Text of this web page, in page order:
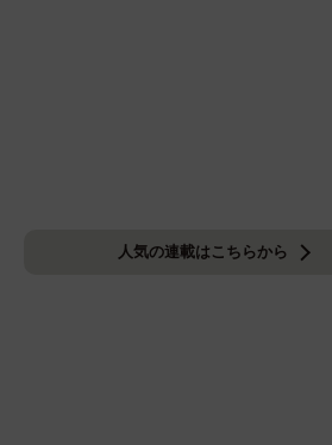
人気の連載はこちらから